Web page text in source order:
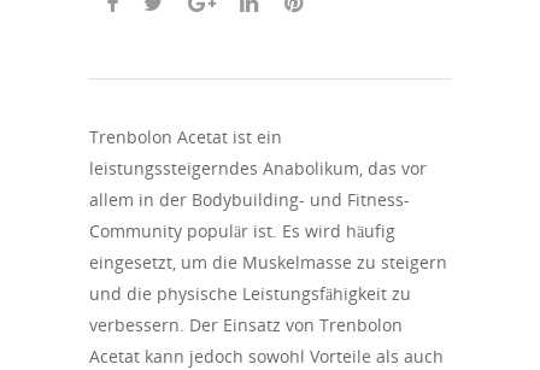
Trenbolon Acetat ist ein
leistungssteigerndes Anabolikum, das vor
allem in der Bodybuilding- und Fitness-
Community populär ist. Es wird häufig
eingesetzt, um die Muskelmasse zu steigern
und die physische Leistungsfähigkeit zu
verbessern. Der Einsatz von Trenbolon
Acetat kann jedoch sowohl Vorteile als auch